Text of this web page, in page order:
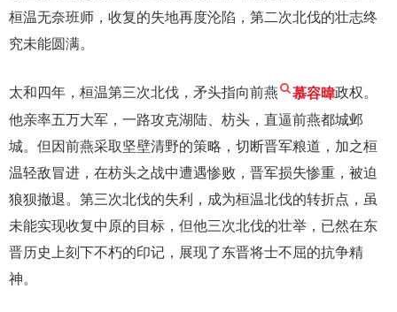
桓温无奈班师，收复的失地再度沦陷，第二次北伐的壮志终
究未能圆满。
太和四年，桓温第三次北伐，矛头指向前燕 慕容暐政权。
他亲率五万大军，一路攻克湖陆、枋头，直逼前燕都城邺
城。但因前燕采取坚壁清野的策略，切断晋军粮道，加之桓
温轻敌冒进，在枋头之战中遭遇惨败，晋军损失惨重，被迫
狼狈撤退。第三次北伐的失利，成为桓温北伐的转折点，虽
未能实现收复中原的目标，但他三次北伐的壮举，已然在东
晋历史上刻下不朽的印记，展现了东晋将士不屈的抗争精
神。